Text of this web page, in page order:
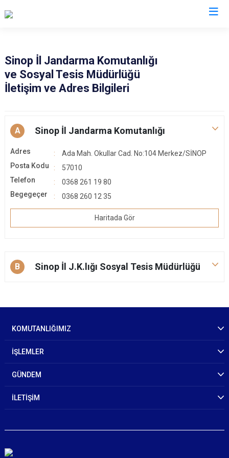
Sinop İl Jandarma Komutanlığı
ve Sosyal Tesis Müdürlüğü
İletişim ve Adres Bilgileri
A Sinop İl Jandarma Komutanlığı
Adres
Ada Mah. Okullar Cad. No:104 Merkez/SİNOP
Posta Kodu
57010
Telefon
0368 261 19 80
Begegeçer
0368 260 12 35
Haritada Gör
B Sinop İl J.K.lığı Sosyal Tesis Müdürlüğü
KOMUTANLIĞIMIZ
İŞLEMLER
GÜNDEM
İLETİŞİM